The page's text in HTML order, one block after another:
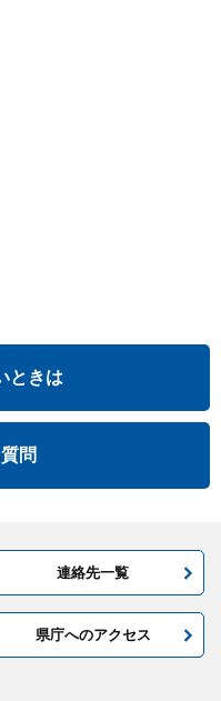
ときは
問
連絡先一覧
県庁へのアクセス